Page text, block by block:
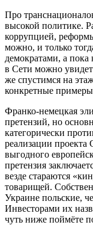
Про
высокой политике.
коррупцией,
можно, и только
демократами, а
в Сети можно
же спустимся на
конкретные
Франко-немецкая
претензий, но
категорически
реализации
выгодного
претензия
везде стараются
товарищей.
Украине польские,
Инвесторами их
чуть ниже поймёте